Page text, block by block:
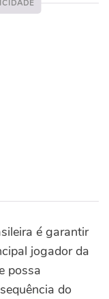
é garantir
jogador da
possa
do